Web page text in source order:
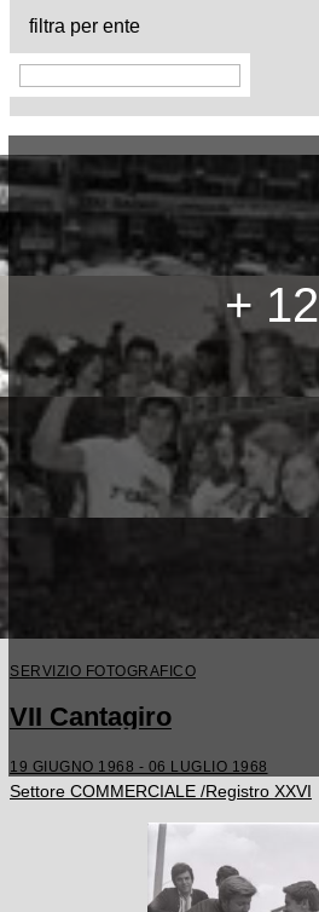
filtra per ente
+ 12
SERVIZIO FOTOGRAFICO
VII Cantagiro
19 GIUGNO 1968 - 06 LUGLIO 1968
Settore COMMERCIALE /Registro XXVI